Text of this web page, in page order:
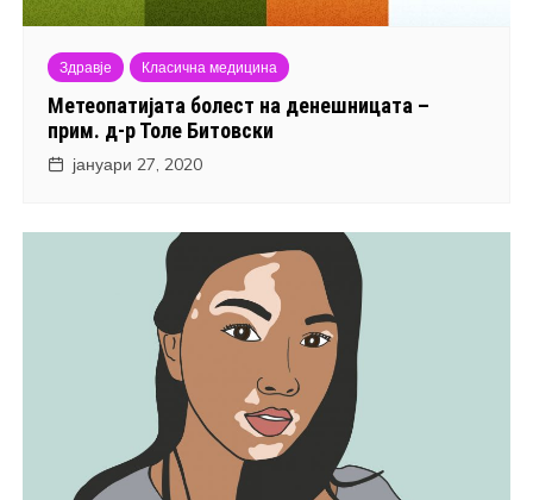
Здравје Класична медицина
Метеопатијата болест на денешницата –
прим. д-р Толе Битовски
јануари 27, 2020